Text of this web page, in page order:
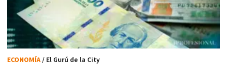
ECONOMÍA/ El Gurú de la City